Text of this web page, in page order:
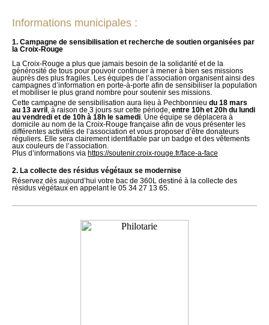
Informations municipales :
1. Campagne de sensibilisation et recherche de soutien organisées par
la Croix-Rouge
La Croix-Rouge a plus que jamais besoin de la solidarité et de la
générosité de tous pour pouvoir continuer à mener à bien ses missions
auprès des plus fragiles. Les équipes de l’association organisent ainsi des
campagnes d’information en porte-à-porte afin de sensibiliser la population
et mobiliser le plus grand nombre pour soutenir ses missions.
Cette campagne de sensibilisation aura lieu à Pechbonnieu du 18 mars
au 13 avril , à raison de 3 jours sur cette période, entre 10h et 20h du lundi
au vendredi et de 10h à 18h le samedi . Une équipe se déplacera à
domicile au nom de la Croix-Rouge française afin de vous présenter les
différentes activités de l’association et vous proposer d’être donateurs
réguliers. Elle sera clairement identifiable par un badge et des vêtements
aux couleurs de l’association.
Plus d’informations via https://soutenir.croix-rouge.fr/face-a-face
2. La collecte des résidus végétaux se modernise
Réservez dès aujourd’hui votre bac de 360L destiné à la collecte des
résidus végétaux en appelant le 05 34 27 13 65.